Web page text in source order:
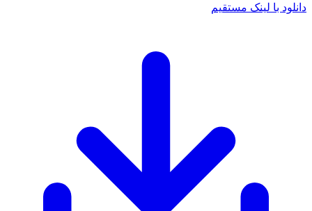
با لینک مستقیم